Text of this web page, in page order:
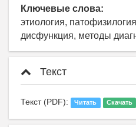
Ключевые слова:
этиология,
дисфункция, методы
Текст
Текст (PDF): Читать Скачать